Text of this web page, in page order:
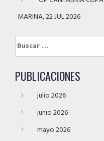
MARINA, 22 JUL 2026
Buscar:
PUBLICACIONES
julio 2026
junio 2026
mayo 2026